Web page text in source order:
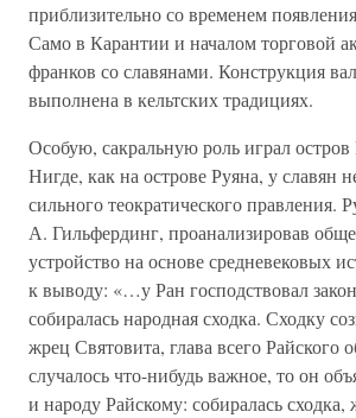
приблизительно со временем
Само в Карантии и началом торговой
франков со славянами. Конструкция
выполнена в кельтских традициях.
Особую, сакральную роль играл
Нигде, как на острове Руяна, у славян
сильного теократического правления.
А. Гильфердинг, проанализировав
устройство на основе средневековых
к выводу: «…у Ран господствовал
собиралась народная сходка. Сходку
жрец Святовита, глава всего Райского
случалось что-нибудь важное, то он
и народу Райскому: собиралась сходка,